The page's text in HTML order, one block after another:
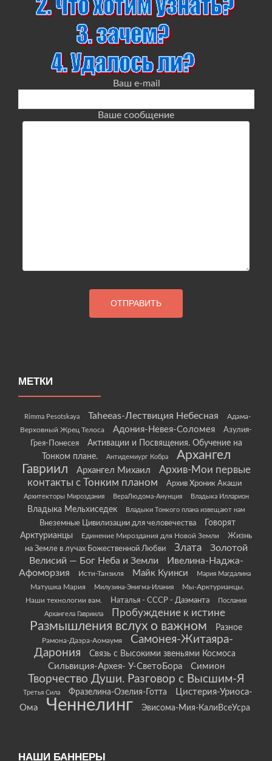
Ваш e-mail
Ваше сообщение
МЕТКИ
Rimma Pesotskaya Taheeas-Лествиция Небесная
Адама-
Верховный Жрец Телоса
Адония-Невея-Соломея
Азулия-
Грея-Понесея
Активации и Посвящения. Обучение на
Тонком плане.
Антидемиург Кобра
Архангел
Гавриил
Архангел Михаил
Архив-Мои первые
контакты с Тонким планом
Архив Хроник Акаши
Архитекторы Мироздания ВераЛюдома-Анунция Владыка Илларион
Владыка Мельхиседек Владыки Тонкого плана извещают нам
Внеземные Цивилизации для человечества
Говорят
Арктурианцы
Единение Мироздания для Новой Земли
Жизнь
на Земле в лучах Божественной Любви
Злата
Золотой
Велисий — Бог Неба и Земли
Ивелина-Наджа-
Афоморзия
Исти-Танзиля Майк Куинси Мария Магдалина
Матушка Мария Милузина-Энигма-Илания
Мы-Арктурианцы.
Наши технологии вам.
Наталья - СССР - Даэманта
Послания
Архангела Гавриила
Пробуждение к истине
Размышления вслух о важном Разное
Рамона-Даэра-Аомаумя
Самонея-Житаяра-
Дарония
Связь с Высокими звеньями Космоса
Сильвиция-Архея- У-СветоБора Симион
Творчество Души. Разговор с Высшим-Я
Третья Сила Фразелина-Озелия-Готта
Цистерия-Уриоса-
Ома
Ченнелинг Эвисома-Мия-КалиВсеУсра
НАШИ БАННЕРЫ